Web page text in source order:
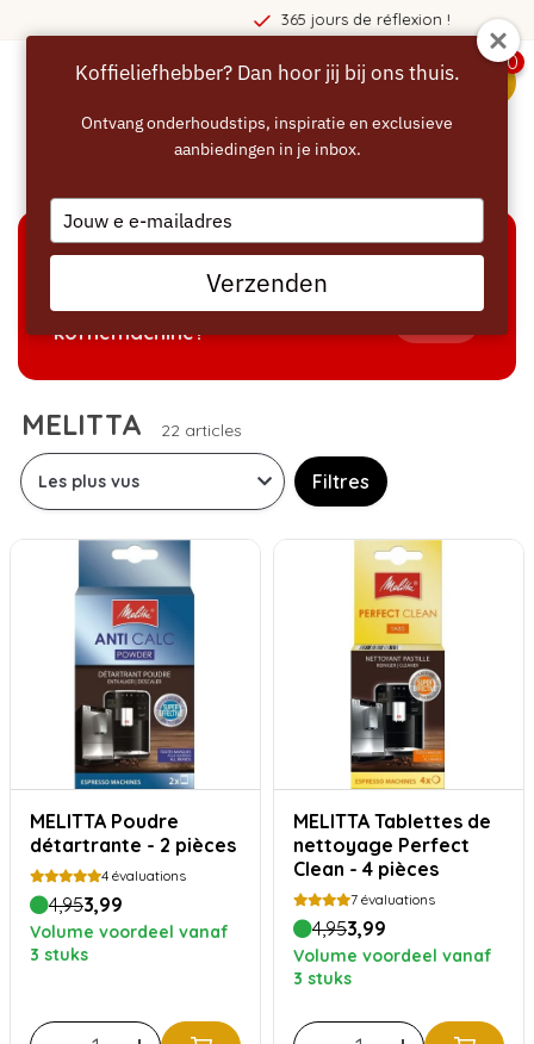
365 jours de réflexion !
0
Welke producten passen bij mijn
koffiemachine?
MELITTA 22 articles
Filtres
MELITTA Poudre
détartrante - 2 pièces
4 évaluations
4,953,99
Volume voordeel vanaf
3 stuks
MELITTA Tablettes de
nettoyage Perfect
Clean - 4 pièces
7 évaluations
4,953,99
Volume voordeel vanaf
3 stuks
Koffieliefhebber? Dan hoor jij bij ons thuis.
Ontvang onderhoudstips, inspiratie en exclusieve
aanbiedingen in je inbox.
Type
your
email
Verzenden